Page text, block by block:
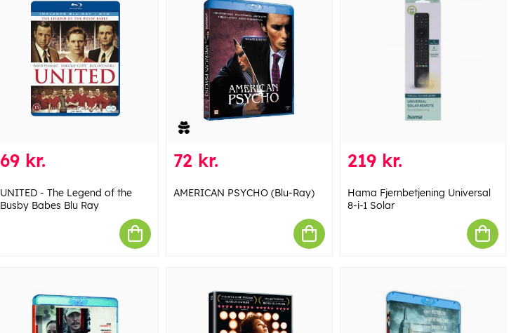
69 kr.
UNITED - The Legend of the
Busby Babes Blu Ray
72 kr.
AMERICAN PSYCHO (Blu-Ray)
219 kr.
Hama Fjernbetjening Universal
8-i-1 Solar